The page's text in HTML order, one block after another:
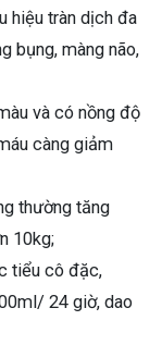
hiệu tràn dịch đa
bụng, màng não,
và có nồng độ
càng giảm
thường tăng
10kg;
tiểu cô đặc,
24 giờ, dao